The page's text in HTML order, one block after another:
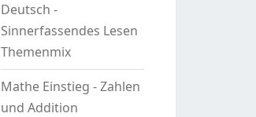
Deutsch -
Sinnerfassendes Lesen
Themenmix
Mathe Einstieg - Zahlen
und Addition